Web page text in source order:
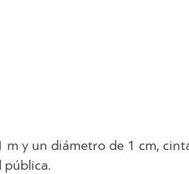
y un diámetro de 1 cm,
pública.